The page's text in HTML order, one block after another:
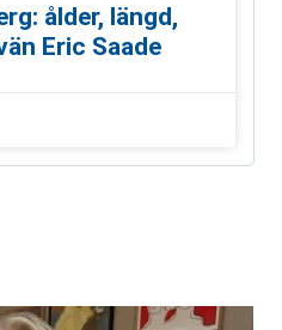
ålder, längd,
Eric Saade